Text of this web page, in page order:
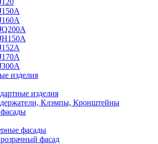
изделия
изделия
Клэмпы, Кронштейны
фасады
фасад